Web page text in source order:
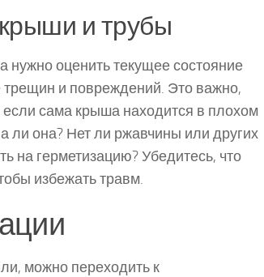
и трубы
нужно оценить текущее состояние
трещин и повреждений. Это важно,
если сама крыша находится в плохом
ли она? Нет ли ржавчины или других
на герметизацию? Убедитесь, что
избежать травм.
можно переходить к